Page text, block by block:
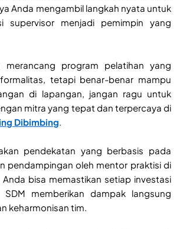
Anda mengambil langkah nyata untuk
supervisor menjadi pemimpin yang
merancang program pelatihan yang
tetapi benar-benar mampu
di lapangan, jangan ragu untuk
mitra yang tepat dan terpercaya di
Dibimbing
pendekatan yang berbasis pada
pendampingan oleh mentor praktisi di
Anda bisa memastikan setiap investasi
SDM memberikan dampak langsung
keharmonisan tim.